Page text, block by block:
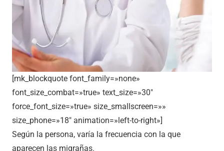
[mk_blockquote font_family=»none»
font_size_combat=»true» text_size=»30″
force_font_size=»true» size_smallscreen=»»
size_phone=»18″ animation=»left-to-right»]
Según la persona, varía la frecuencia con la que
aparecen las migrañas.